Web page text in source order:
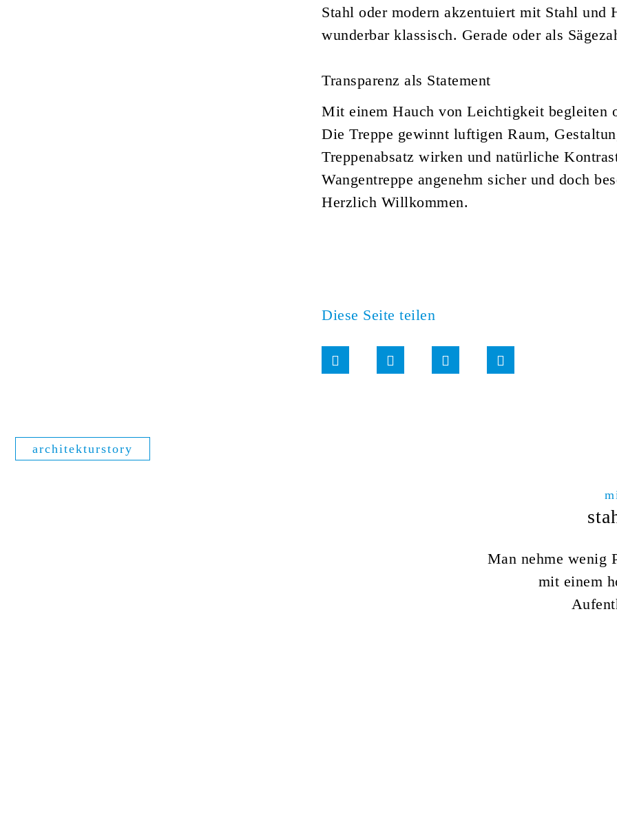
Stahl oder modern akzentuiert mit Stahl
wunderbar klassisch. Gerade oder als
Transparenz als Statement
Mit einem Hauch von Leichtigkeit begleiten
Die Treppe gewinnt luftigen Raum,
Treppenabsatz wirken und natürliche
Wangentreppe angenehm sicher und doch
Herzlich Willkommen.
Diese Seite teilen
architekturstory
Man nehme wenig
mit einem